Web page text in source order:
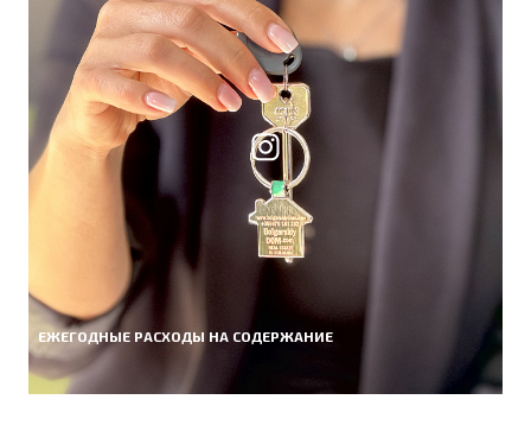
ЕЖЕГОДНЫЕ РАСХОДЫ НА СОДЕРЖАНИЕ